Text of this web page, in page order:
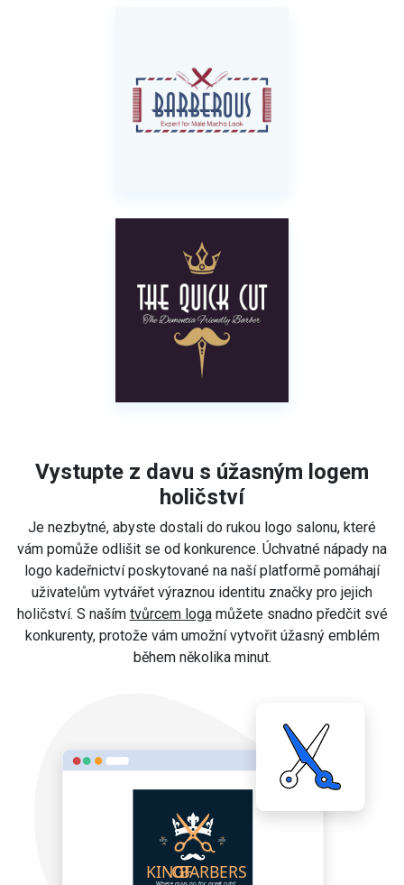
Vystupte z davu s úžasným logem
holičství
Je nezbytné, abyste dostali do rukou logo salonu, které
vám pomůže odlišit se od konkurence. Úchvatné nápady na
logo kadeřnictví poskytované na naší platformě pomáhají
uživatelům vytvářet výraznou identitu značky pro jejich
holičství. S naším tvůrcem logamůžete snadno předčit své
konkurenty, protože vám umožní vytvořit úžasný emblém
během několika minut.